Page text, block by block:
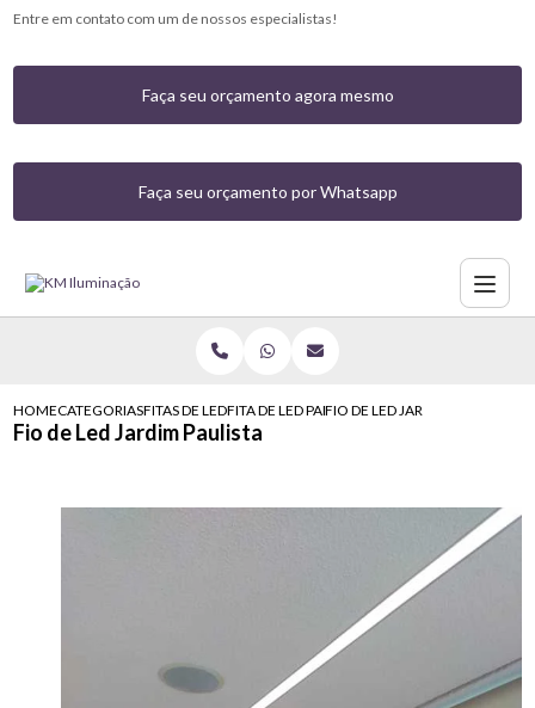
Entre em contato com um de nossos especialistas!
Faça seu orçamento agora mesmo
Faça seu orçamento por Whatsapp
HOMECATEGORIASFITAS DE LEDFITA DE LED PARA TETOFIO DE LED JARDIM PAULISTA
Fio de Led Jardim Paulista